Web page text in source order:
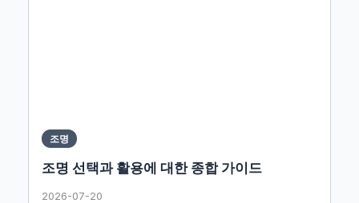
조명
조명 선택과 활용에 대한 종합 가이드
2026-07-20